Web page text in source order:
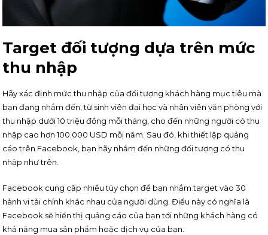
Target đối tượng dựa trên mức
thu nhập
Hãy xác định mức thu nhập của đối tượng khách hàng mục tiêu mà
bạn đang nhắm đến, từ sinh viên đại học và nhân viên văn phòng với
thu nhập dưới 10 triệu đồng mỗi tháng, cho đến những người có thu
nhập cao hơn 100.000 USD mỗi năm. Sau đó, khi thiết lập quảng
cáo trên Facebook, bạn hãy nhắm đến những đối tượng có thu
nhập như trên.
Facebook cung cấp nhiều tùy chọn để bạn nhắm target vào 30
hành vi tài chính khác nhau của người dùng. Điều này có nghĩa là
Facebook sẽ hiển thị quảng cáo của bạn tới những khách hàng có
khả năng mua sản phẩm hoặc dịch vụ của bạn.